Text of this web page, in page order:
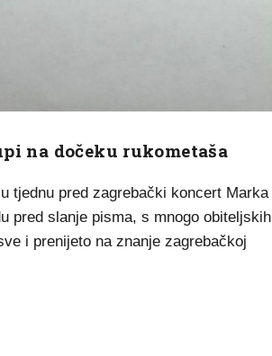
na dočeku rukometaša
tjednu pred zagrebački koncert Marka
pred slanje pisma, s mnogo obiteljskih
i prenijeto na znanje zagrebačkoj